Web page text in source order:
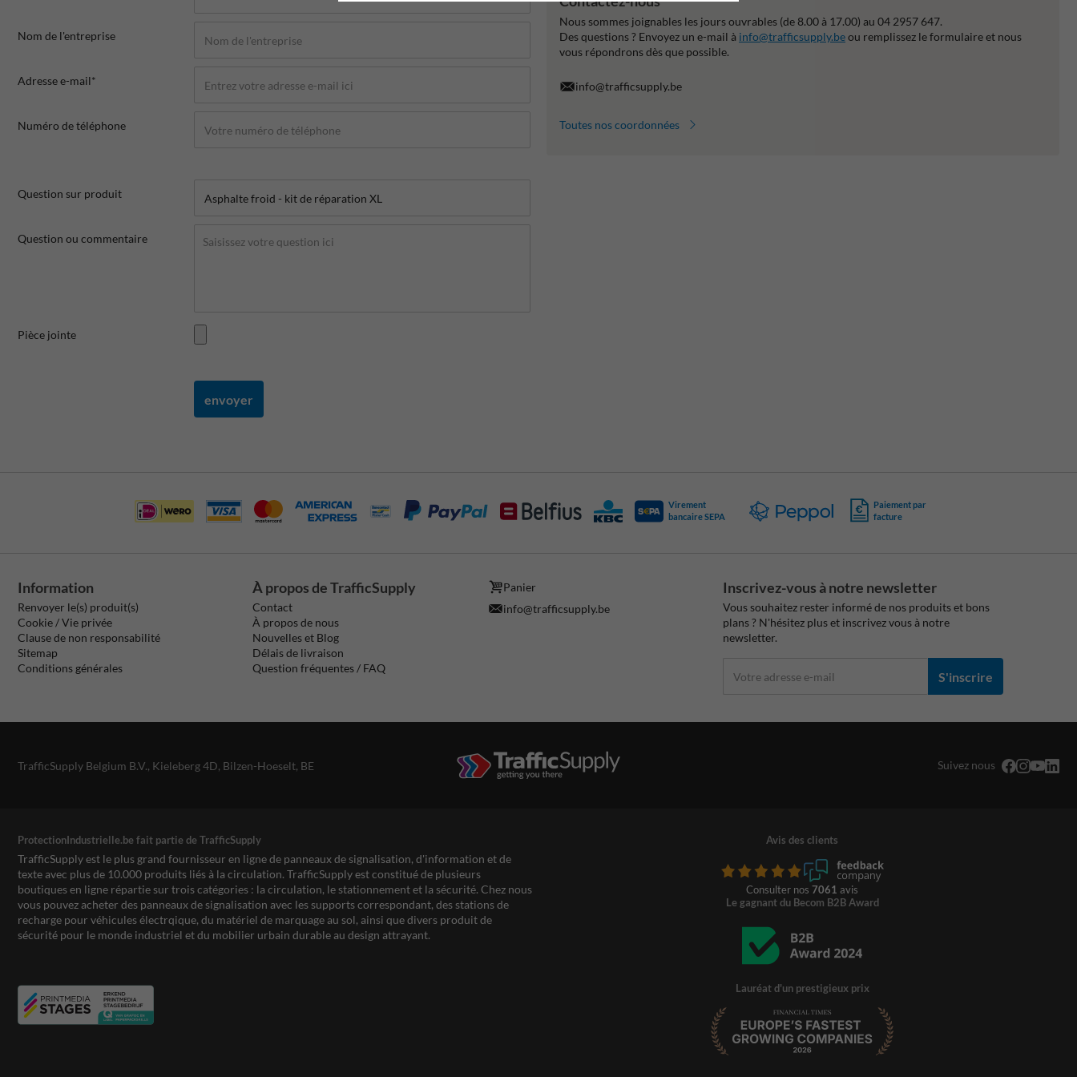
Nom de l'entreprise
Adresse e-mail*
Numéro de téléphone
Question sur produit
Question ou commentaire
Pièce jointe
envoyer
Nous sommes joignables les jours ouvrables (de 8.00 à 17.00) au 04 2957 647.
Des questions ? Envoyez un e-mail à info@trafficsupply.beou remplissez le formulaire et nous
vous répondrons dès que possible.
info@trafficsupply.be
Toutes nos coordonnées
Virement
bancaire SEPA
Paiement par
facture
Information
Renvoyer le(s) produit(s)
Cookie / Vie privée
Clause de non responsabilité
Sitemap
Conditions générales
À propos de TrafficSupply
Contact
À propos de nous
Nouvelles et Blog
Délais de livraison
Question fréquentes / FAQ
Panier
info@trafficsupply.be
Inscrivez-vous à notre newsletter
Vous souhaitez rester informé de nos produits et bons
plans ? N'hésitez plus et inscrivez vous à notre
newsletter.
S'inscrire
TrafficSupply Belgium B.V., Kieleberg 4D, Bilzen-Hoeselt, BE Suivez nous
ProtectionIndustrielle.be fait partie de TrafficSupply
TrafficSupply est le plus grand fournisseur en ligne de panneaux de signalisation, d'information et de
texte avec plus de 10.000 produits liés à la circulation. TrafficSupply est constitué de plusieurs
boutiques en ligne répartie sur trois catégories : la circulation, le stationnement et la sécurité. Chez nous
vous pouvez acheter des panneaux de signalisation avec les supports correspondant, des stations de
recharge pour véhicules électrqique, du matériel de marquage au sol, ainsi que divers produit de
sécurité pour le monde industriel et du mobilier urbain durable au design attrayant.
Avis des clients
Consulter nos 7061 avis
Le gagnant du Becom B2B Award
Lauréat d'un prestigieux prix